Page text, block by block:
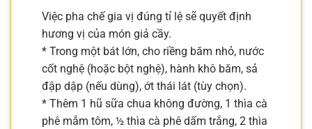
Việc pha chế gia vị đúng tỉ lệ sẽ quyết định
hương vị của món giả cầy.
* Trong một bát lớn, cho riềng băm nhỏ, nước
cốt nghệ (hoặc bột nghệ), hành khô băm, sả
đập dập (nếu dùng), ớt thái lát (tùy chọn).
* Thêm 1 hũ sữa chua không đường, 1 thìa cà
phê mắm tôm, ½ thìa cà phê dấm trắng, 2 thìa